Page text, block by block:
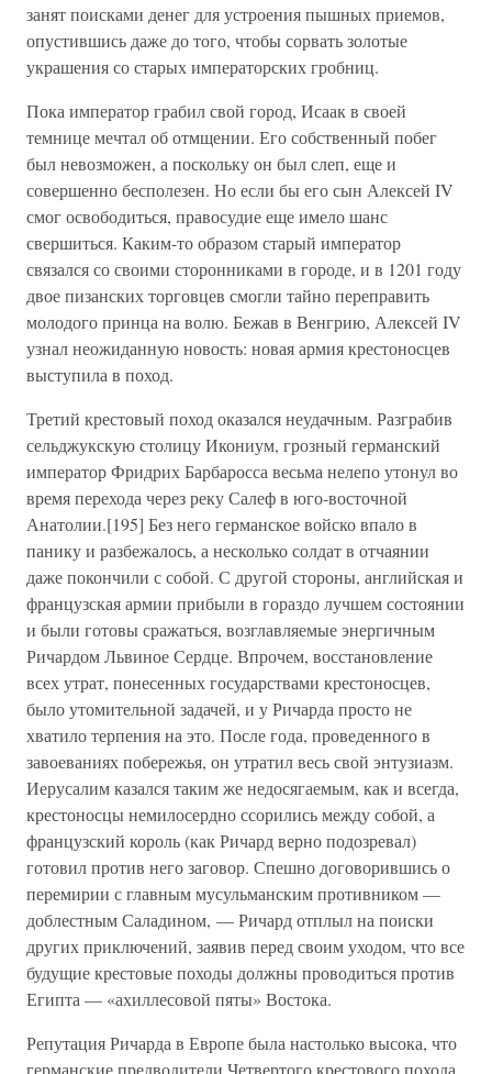
занят поисками денег для устроения пышных приемов,
опустившись даже до того, чтобы сорвать золотые
украшения со старых императорских гробниц.
Пока император грабил свой город, Исаак в своей
темнице мечтал об отмщении. Его собственный побег
был невозможен, а поскольку он был слеп, еще и
совершенно бесполезен. Но если бы его сын Алексей IV
смог освободиться, правосудие еще имело шанс
свершиться. Каким-то образом старый император
связался со своими сторонниками в городе, и в 1201 году
двое пизанских торговцев смогли тайно переправить
молодого принца на волю. Бежав в Венгрию, Алексей IV
узнал неожиданную новость: новая армия крестоносцев
выступила в поход.
Третий крестовый поход оказался неудачным. Разграбив
сельджукскую столицу Икониум, грозный германский
император Фридрих Барбаросса весьма нелепо утонул во
время перехода через реку Салеф в юго-восточной
Анатолии.[195] Без него германское войско впало в
панику и разбежалось, а несколько солдат в отчаянии
даже покончили с собой. С другой стороны, английская и
французская армии прибыли в гораздо лучшем состоянии
и были готовы сражаться, возглавляемые энергичным
Ричардом Львиное Сердце. Впрочем, восстановление
всех утрат, понесенных государствами крестоносцев,
было утомительной задачей, и у Ричарда просто не
хватило терпения на это. После года, проведенного в
завоеваниях побережья, он утратил весь свой энтузиазм.
Иерусалим казался таким же недосягаемым, как и всегда,
крестоносцы немилосердно ссорились между собой, а
французский король (как Ричард верно подозревал)
готовил против него заговор. Спешно договорившись о
перемирии с главным мусульманским противником —
доблестным Саладином, — Ричард отплыл на поиски
других приключений, заявив перед своим уходом, что все
будущие крестовые походы должны проводиться против
Египта — «ахиллесовой пяты» Востока.
Репутация Ричарда в Европе была настолько высока, что
германские предводители Четвертого крестового похода